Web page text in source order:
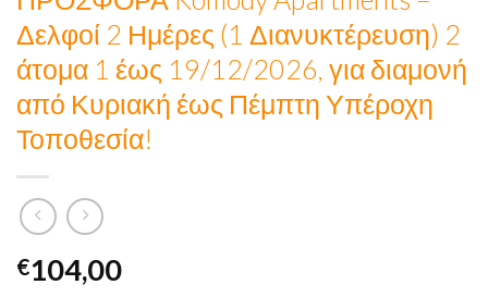
Δελφοί 2 Ημέρες (1 Διανυκτέρευση) 2
άτομα 1 έως 19/12/2026, για διαμονή
από Κυριακή έως Πέμπτη Υπέροχη
Τοποθεσία!
€104,00